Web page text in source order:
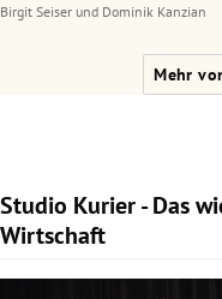
Birgit Seiser und Dominik Kanzian
Mehr
Studio Kurier - Das
Wirtschaft
Slide 1 von 9